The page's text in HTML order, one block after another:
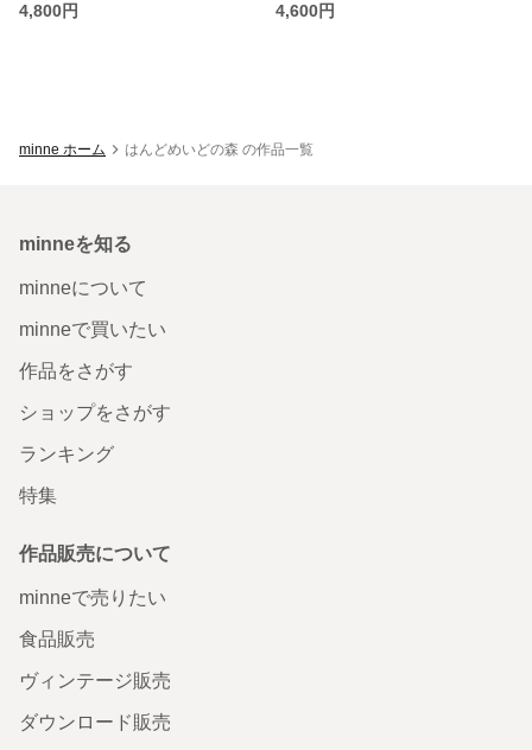
4,800円 4,600円
minne ホーム はんどめいどの森 の作品一覧
minneを知る
minneについて
minneで買いたい
作品をさがす
ショップをさがす
ランキング
特集
作品販売について
minneで売りたい
食品販売
ヴィンテージ販売
ダウンロード販売